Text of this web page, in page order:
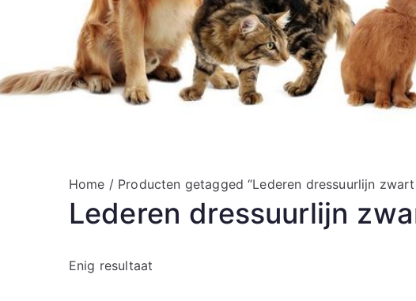
Home / Producten getagged “Lederen dressuurlijn
Lederen dressuurlijn
Enig resultaat